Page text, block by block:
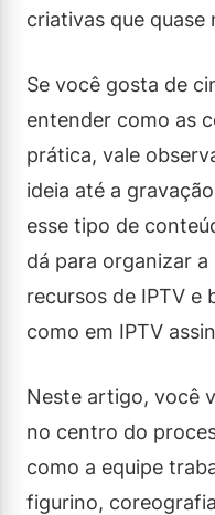
criativas que quase
Se você gosta de
entender como as
prática, vale
ideia até a
esse tipo de
dá para organizar
recursos de IPTV e
como em IPTV
Neste artigo, você
no centro do
como a equipe
figurino,